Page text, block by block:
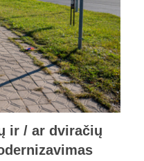
ir / ar dviračių